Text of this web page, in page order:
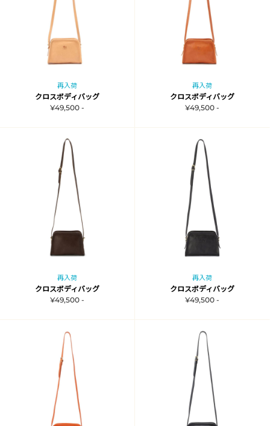
再入荷
クロスボディバッグ
¥49,500 -
再入荷
クロスボディバッグ
¥49,500 -
再入荷
クロスボディバッグ
¥49,500 -
再入荷
クロスボディバッグ
¥49,500 -